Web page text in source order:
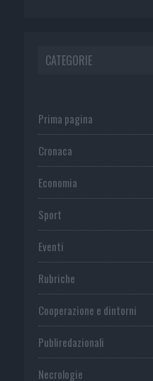
CATEGORIE
Prima pagina
Cronaca
Economia
Sport
Eventi
Rubriche
Cooperazione e dintorni
Publiredazionali
Necrologie